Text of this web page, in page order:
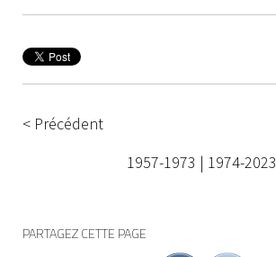
< Précédent
1957-1973 | 1974-2023
PARTAGEZ CETTE PAGE